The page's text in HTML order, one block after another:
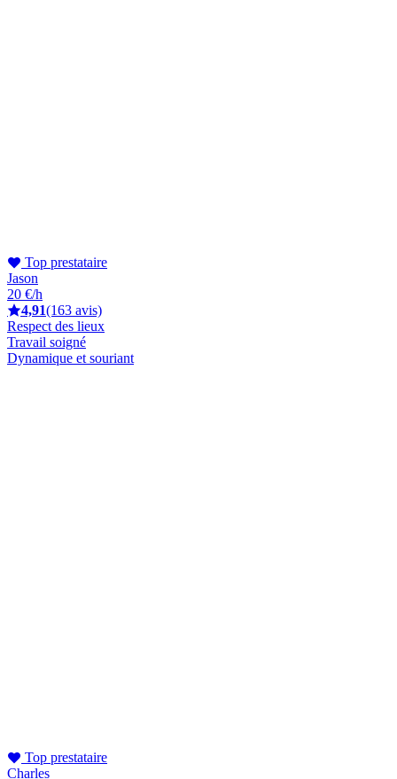
Top prestataire
Jason
20 €/h
4,91(163 avis)
Respect des lieux
Travail soigné
Dynamique et souriant
Top prestataire
Charles